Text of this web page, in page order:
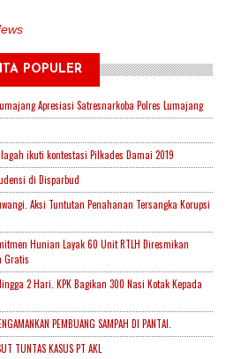
POPULER
Apresiasi Satresnarkoba Polres Lumajang
ikuti kontestasi Pilkades Damai 2019
di Disparbud
Aksi Tuntutan Penahanan Tersangka Korupsi
Hunian Layak 60 Unit RTLH Diresmikan
Gratis
2 Hari. KPK Bagikan 300 Nasi Kotak Kepada
PEMBUANG SAMPAH DI PANTAI.
TUNTAS KASUS PT AKL